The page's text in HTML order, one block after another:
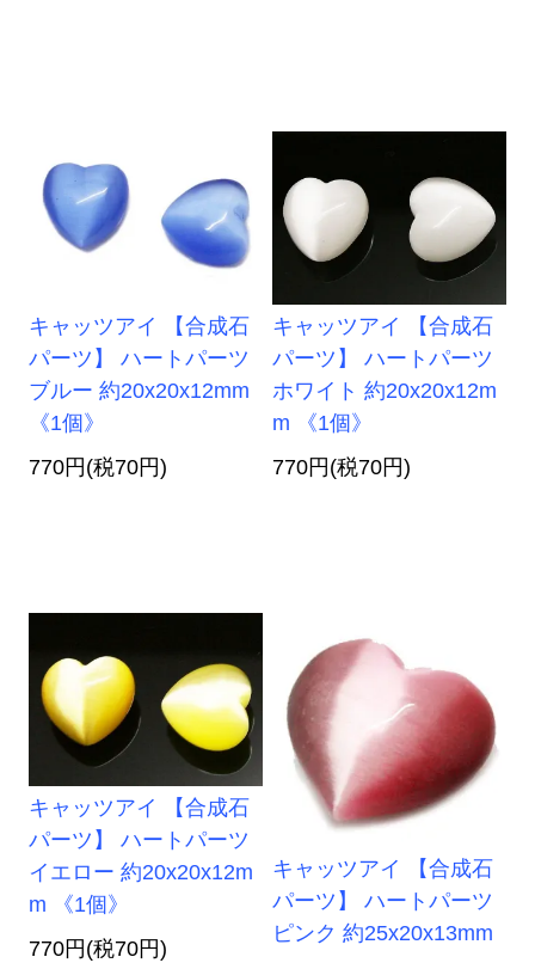
キャッツアイ 【合成石
パーツ】 ハートパーツ
ブルー 約20x20x12mm
《1個》
770円(税70円)
キャッツアイ 【合成石
パーツ】 ハートパーツ
ホワイト 約20x20x12m
m 《1個》
770円(税70円)
キャッツアイ 【合成石
パーツ】 ハートパーツ
イエロー 約20x20x12m
m 《1個》
770円(税70円)
キャッツアイ 【合成石
パーツ】 ハートパーツ
ピンク 約25x20x13mm